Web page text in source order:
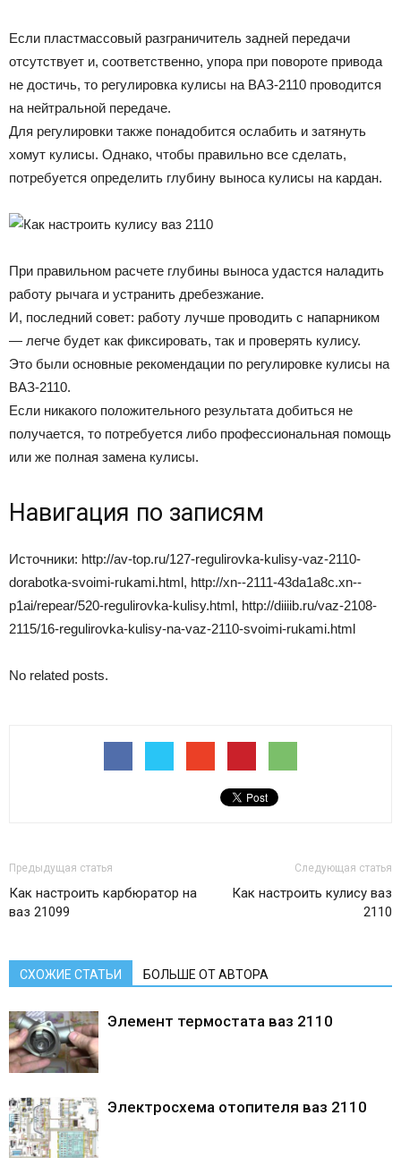
Если пластмассовый разграничитель задней передачи
отсутствует и, соответственно, упора при повороте привода
не достичь, то регулировка кулисы на ВАЗ-2110 проводится
на нейтральной передаче.
Для регулировки также понадобится ослабить и затянуть
хомут кулисы. Однако, чтобы правильно все сделать,
потребуется определить глубину выноса кулисы на кардан.
При правильном расчете глубины выноса удастся наладить
работу рычага и устранить дребезжание.
И, последний совет: работу лучше проводить с напарником
— легче будет как фиксировать, так и проверять кулису.
Это были основные рекомендации по регулировке кулисы на
ВАЗ-2110.
Если никакого положительного результата добиться не
получается, то потребуется либо профессиональная помощь
или же полная замена кулисы.
Навигация по записям
Источники: http://av-top.ru/127-regulirovka-kulisy-vaz-2110-
dorabotka-svoimi-rukami.html, http://xn--2111-43da1a8c.xn--
p1ai/repear/520-regulirovka-kulisy.html, http://diiiib.ru/vaz-2108-
2115/16-regulirovka-kulisy-na-vaz-2110-svoimi-rukami.html
No related posts.
Предыдущая статья
Как настроить карбюратор на
ваз 21099
Следующая статья
Как настроить кулису ваз
2110
СХОЖИЕ СТАТЬИ БОЛЬШЕ ОТ АВТОРА
Элемент термостата ваз 2110
Электросхема отопителя ваз 2110